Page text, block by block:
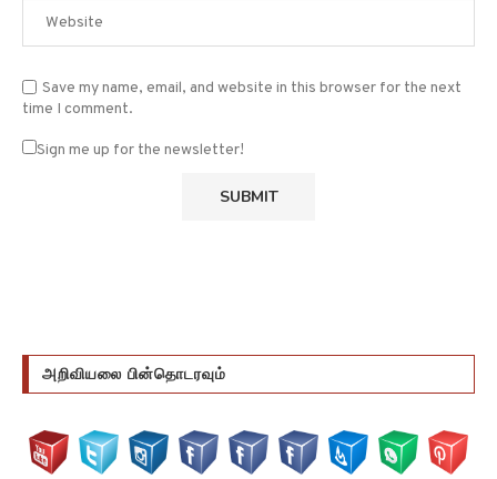
Save my name, email, and website in this browser for the next
time I comment.
Sign me up for the newsletter!
அறிவியலை பின்தொடரவும்